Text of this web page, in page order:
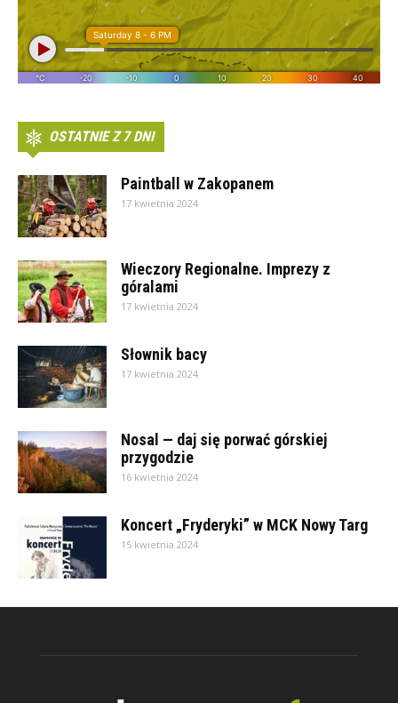
OSTATNIE Z 7 DNI
Paintball w Zakopanem
17 kwietnia 2024
Wieczory Regionalne. Imprezy z
góralami
17 kwietnia 2024
Słownik bacy
17 kwietnia 2024
Nosal — daj się porwać górskiej
przygodzie
16 kwietnia 2024
Koncert „Fryderyki” w MCK Nowy Targ
15 kwietnia 2024